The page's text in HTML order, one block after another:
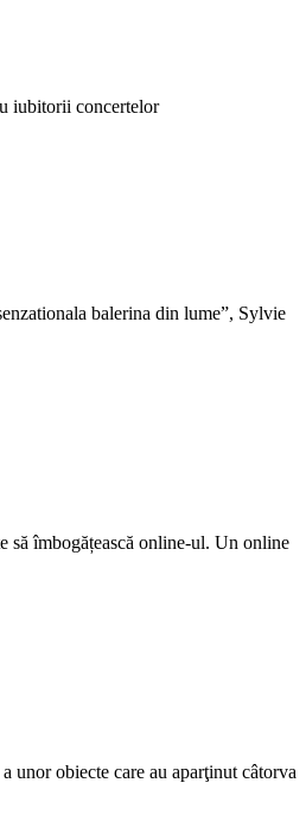
iubitorii concertelor
balerina din lume”, Sylvie
să îmbogățească online-ul. Un online
unor obiecte care au aparţinut câtorva